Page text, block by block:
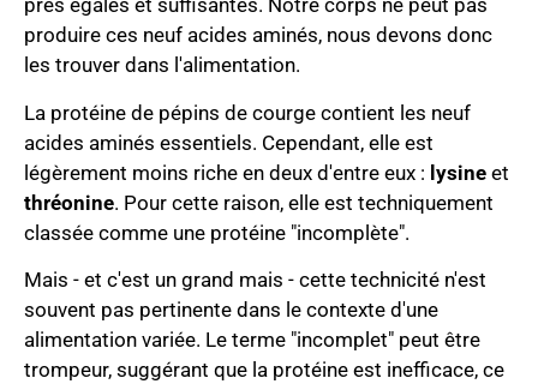
près égales et suffisantes. Notre corps ne peut pas
produire ces neuf acides aminés, nous devons donc
les trouver dans l'alimentation.
La protéine de pépins de courge contient les neuf
acides aminés essentiels. Cependant, elle est
légèrement moins riche en deux d'entre eux : lysine et
thréonine. Pour cette raison, elle est techniquement
classée comme une protéine "incomplète".
Mais - et c'est un grand mais - cette technicité n'est
souvent pas pertinente dans le contexte d'une
alimentation variée. Le terme "incomplet" peut être
trompeur, suggérant que la protéine est inefficace, ce